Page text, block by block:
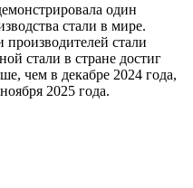
один
стали в мире.
стали
стали в стране достиг
чем в декабре 2024 года,
2025 года.